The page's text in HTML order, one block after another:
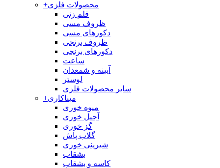
+محصولات فلزی
قلم زنی
ظروف مسی
دکورهای مسی
ظروف برنجی
دکورهای برنجی
ساعت
آیینه و شمعدان
لوستر
سایر محصولات فلزی
+میناکاری
میوه خوری
آجیل خوری
گز خوری
گلاب پاش
شیرینی خوری
بشقاب
کاسه و بشقاب